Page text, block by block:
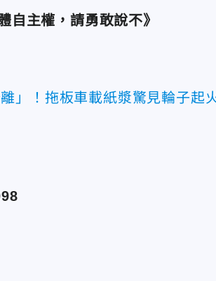
自主權，請勇敢說不》
」！拖板車載紙漿驚見輪子